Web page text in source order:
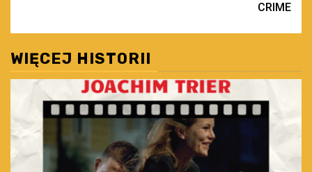
CRIME
WIĘCEJ HISTORII